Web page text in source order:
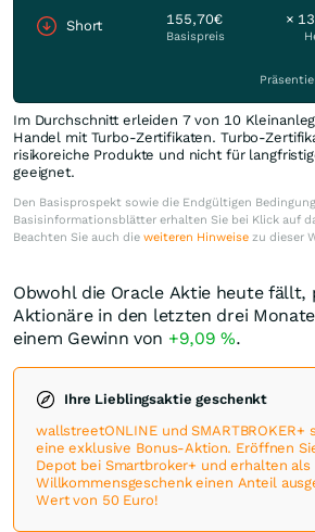
Short 155,70€
Basispreis
×
Im Durchschnitt erleiden 7 von 10
Handel mit Turbo-Zertifikaten. Turbo-
risikoreiche Produkte und nicht für
geeignet.
Den Basisprospekt sowie die Endgültigen
Basisinformationsblätter erhalten Sie bei Klick auf
Beachten Sie auch die weiteren Hinweise zu dieser
Obwohl die Oracle Aktie heute fällt,
Aktionäre in den letzten drei
einem Gewinn von +9,09%.
Ihre Lieblingsaktie geschenkt
wallstreetONLINE und SMARTBROKER+
eine exklusive Bonus-Aktion. Eröffnen
Depot bei Smartbroker+ und erhalten als
Willkommensgeschenk einen Anteil
Wert von 50 Euro!